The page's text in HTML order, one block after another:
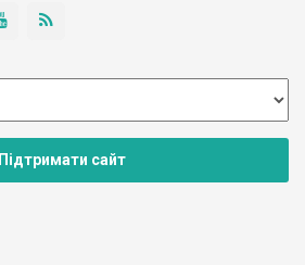
Підтримати сайт